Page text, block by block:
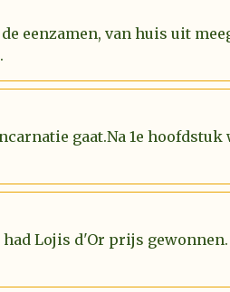
eenzamen, van huis uit
gaat.Na 1e
had Lojis d'Or prijs